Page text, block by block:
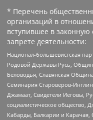
* Перечень
организаций в
вступившее в
запрете деятельности:
Национал-большевистская
Родовой Державы Русь,
Беловодья, Славянская
Семинария Староверов-
Джамаат, Свидетели Иеговы,
социалистическое общество,
Кабарды, Балкарии и